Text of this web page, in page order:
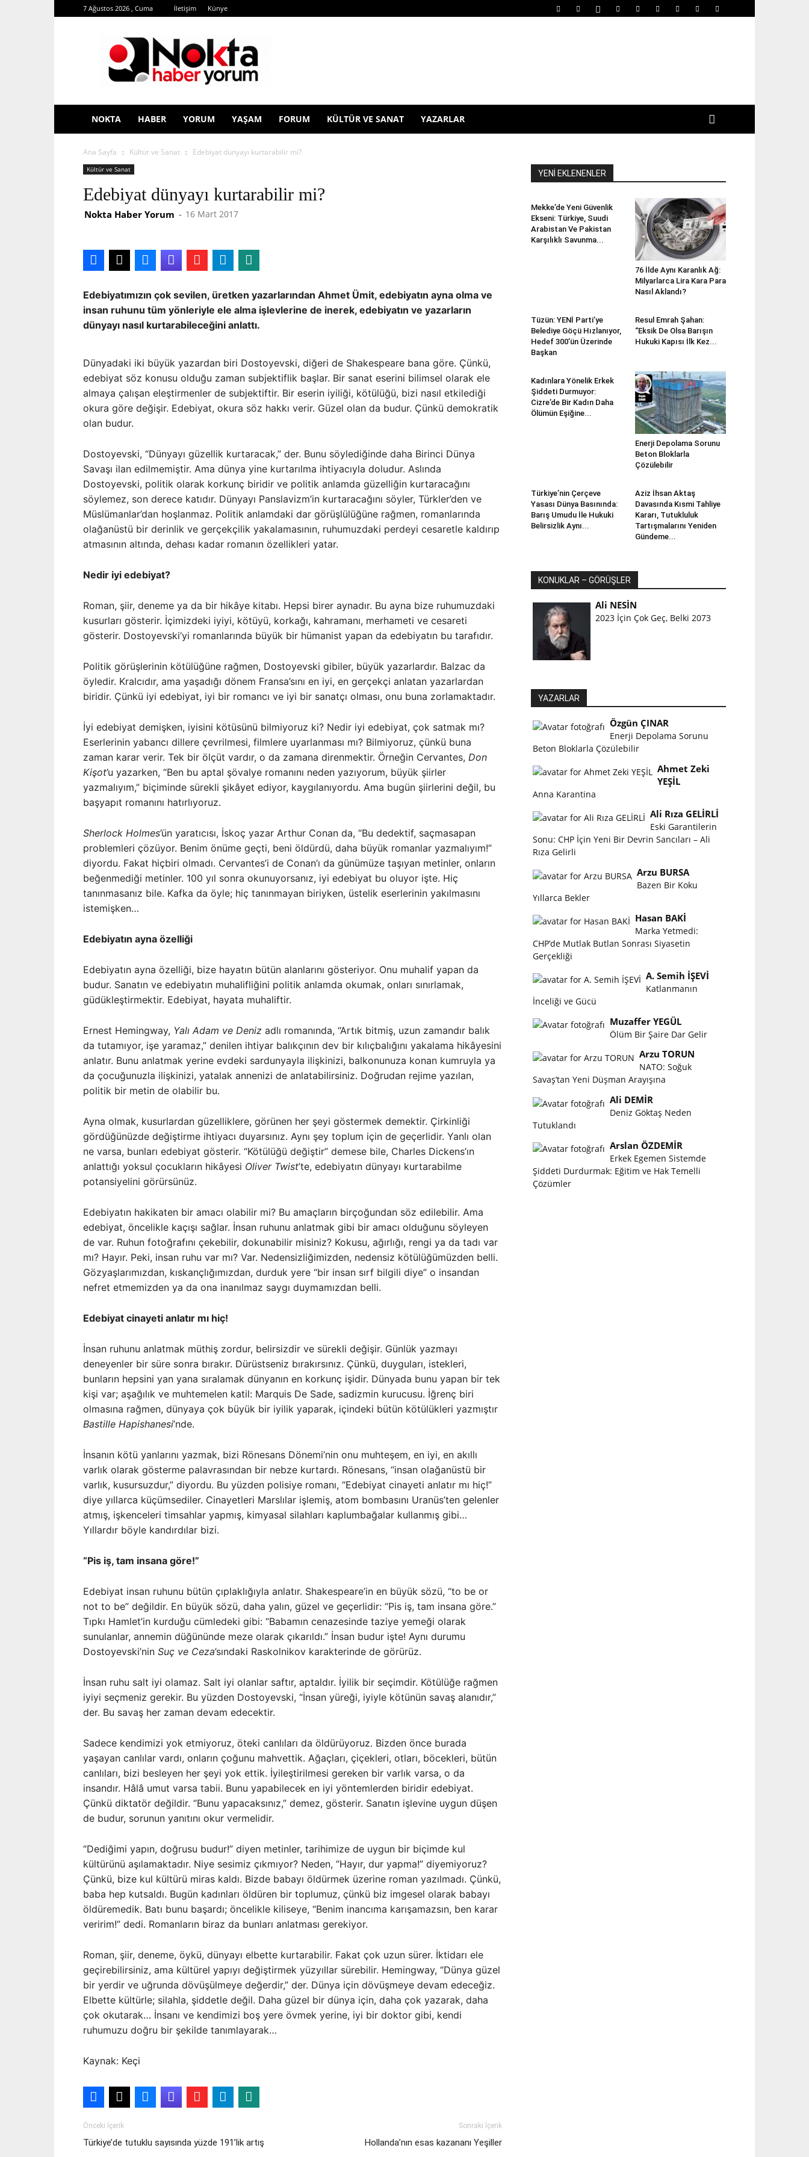
7 Ağustos 2026 , Cuma İletişim Künye
Nokta
Haber
Yorum
NOKTA HABER YORUM YAŞAM FORUM KÜLTÜR VE SANAT YAZARLAR
Ana Sayfa Kültür ve Sanat Edebiyat dünyayı kurtarabilir mi?
Kültür ve Sanat
Edebiyat dünyayı kurtarabilir mi?
Nokta Haber Yorum - 16 Mart 2017
Edebiyatımızın çok sevilen, üretken yazarlarından Ahmet Ümit, edebiyatın ayna olma ve
insan ruhunu tüm yönleriyle ele alma işlevlerine de inerek, edebiyatın ve yazarların
dünyayı nasıl kurtarabileceğini anlattı.
Dünyadaki iki büyük yazardan biri Dostoyevski, diğeri de Shakespeare bana göre. Çünkü,
edebiyat söz konusu olduğu zaman subjektiflik başlar. Bir sanat eserini bilimsel olarak ele
almaya çalışan eleştirmenler de subjektiftir. Bir eserin iyiliği, kötülüğü, bizi nasıl etkilediği
okura göre değişir. Edebiyat, okura söz hakkı verir. Güzel olan da budur. Çünkü demokratik
olan budur.
Dostoyevski, “Dünyayı güzellik kurtaracak,” der. Bunu söylediğinde daha Birinci Dünya
Savaşı ilan edilmemiştir. Ama dünya yine kurtarılma ihtiyacıyla doludur. Aslında
Dostoyevski, politik olarak korkunç biridir ve politik anlamda güzelliğin kurtaracağını
söylemez, son derece katıdır. Dünyayı Panslavizm’in kurtaracağını söyler, Türkler’den ve
Müslümanlar’dan hoşlanmaz. Politik anlamdaki dar görüşlülüğüne rağmen, romanlarında
olağanüstü bir derinlik ve gerçekçilik yakalamasının, ruhumuzdaki perdeyi cesaretle kaldırıp
atmasının altında, dehası kadar romanın özellikleri yatar.
Nedir iyi edebiyat?
Roman, şiir, deneme ya da bir hikâye kitabı. Hepsi birer aynadır. Bu ayna bize ruhumuzdaki
kusurları gösterir. İçimizdeki iyiyi, kötüyü, korkağı, kahramanı, merhameti ve cesareti
gösterir. Dostoyevski’yi romanlarında büyük bir hümanist yapan da edebiyatın bu tarafıdır.
Politik görüşlerinin kötülüğüne rağmen, Dostoyevski gibiler, büyük yazarlardır. Balzac da
öyledir. Kralcıdır, ama yaşadığı dönem Fransa’sını en iyi, en gerçekçi anlatan yazarlardan
biridir. Çünkü iyi edebiyat, iyi bir romancı ve iyi bir sanatçı olması, onu buna zorlamaktadır.
İyi edebiyat demişken, iyisini kötüsünü bilmiyoruz ki? Nedir iyi edebiyat, çok satmak mı?
Eserlerinin yabancı dillere çevrilmesi, filmlere uyarlanması mı? Bilmiyoruz, çünkü buna
zaman karar verir. Tek bir ölçüt vardır, o da zamana direnmektir. Örneğin Cervantes, Don
Ki­şot’u yazarken, “Ben bu aptal şövalye romanını neden yazıyorum, büyük şiirler
yazmalıyım,” biçiminde sürekli şikâyet ediyor, kaygılanıyordu. Ama bugün şiirlerini değil, bu
başyapıt romanını hatırlıyoruz.
Sherlock Holmes’ün yaratıcısı, İskoç yazar Arthur Conan da, “Bu dedektif, saçmasapan
problemleri çözüyor. Benim önüme geçti, beni öldürdü, daha büyük romanlar yazmalıyım!”
diyordu. Fakat hiçbiri olmadı. Cervantes’i de Conan’ı da günümüze taşıyan metinler, onların
beğenmediği metinler. 100 yıl sonra okunuyorsanız, iyi edebiyat bu oluyor işte. Hiç
tanınmasanız bile. Kafka da öyle; hiç tanınmayan biriyken, üstelik eserlerinin yakılmasını
istemişken…
Edebiyatın ayna özelliği
Edebiyatın ayna özelliği, bize hayatın bütün alanlarını gösteriyor. Onu muhalif yapan da
budur. Sanatın ve edebiyatın muhalifliğini politik anlamda okumak, onları sınırlamak,
güdükleştirmektir. Edebiyat, hayata muhaliftir.
Ernest Hemingway, Ya­lı Adam ve Deniz adlı romanında, “Artık bitmiş, uzun zamandır balık
da tutamıyor, işe yaramaz,” denilen ihtiyar balıkçının dev bir kılıçbalığını yakalama hikâyesini
anlatır. Bunu anlatmak yerine evdeki sardunyayla ilişkinizi, balkonunuza konan kumruyla ya
da çocuğunuzla ilişkinizi, yatalak annenizi de anlatabilirsiniz. Doğrudan rejime yazılan,
politik bir metin de olabilir bu.
Ayna olmak, kusurlardan güzelliklere, görünen her şeyi göstermek demektir. Çirkinliği
gördüğünüzde değiştirme ihtiyacı duyarsınız. Aynı şey toplum için de geçerlidir. Yanlı olan
ne varsa, bunları edebiyat gösterir. “Kötülüğü değiştir” demese bile, Charles Dickens’ın
anlattığı yoksul çocukların hikâyesi Oliver Twist’te, edebiyatın dünyayı kurtarabilme
potansiyelini görürsünüz.
Edebiyatın hakikaten bir amacı olabilir mi? Bu amaçların birçoğundan söz edilebilir. Ama
edebiyat, öncelikle kaçışı sağlar. İnsan ruhunu anlatmak gibi bir amacı olduğunu söyleyen
de var. Ruhun fotoğrafını çekebilir, dokunabilir misiniz? Kokusu, ağırlığı, rengi ya da tadı var
mı? Hayır. Peki, insan ruhu var mı? Var. Nedensizliğimizden, nedensiz kötülüğümüzden belli.
Gözyaşlarımızdan, kıskançlığımızdan, durduk yere “bir insan sırf bilgili diye” o insandan
nefret etmemizden ya da ona inanılmaz saygı duymamızdan belli.
Edebiyat cinayeti anlatır mı hiç!
İnsan ruhunu anlatmak müthiş zordur, belirsizdir ve sürekli değişir. Günlük yazmayı
deneyenler bir süre sonra bırakır. Dürüstseniz bırakırsınız. Çünkü, duyguları, istekleri,
bunların hepsini yan yana sıralamak dünyanın en korkunç işidir. Dünyada bunu yapan bir tek
kişi var; aşağılık ve muhtemelen katil: Marquis De Sade, sadizmin kurucusu. İğrenç biri
olmasına rağmen, dünyaya çok büyük bir iyilik yaparak, içindeki bütün kötülükleri yazmıştır
Bastille Hapishanesi’nde.
İnsanın kötü yanlarını yazmak, bizi Rönesans Dönemi’nin onu muhteşem, en iyi, en akıllı
varlık olarak gösterme palavrasından bir nebze kurtardı. Rönesans, “insan olağanüstü bir
varlık, kusursuzdur,” diyordu. Bu yüzden polisiye romanı, “Edebiyat cinayeti anlatır mı hiç!”
diye yıllarca küçümsediler. Cinayetleri Marslılar işlemiş, atom bombasını Uranüs’ten gelenler
atmış, işkenceleri timsahlar yapmış, kimyasal silahları kaplumbağalar kullanmış gibi…
Yıllardır böyle kandırdılar bizi.
“Pis iş, tam insana göre!”
Edebiyat insan ruhunu bütün çıplaklığıyla anlatır. Shakespeare’in en büyük sözü, “to be or
not to be” değildir. En büyük sözü, daha yalın, güzel ve geçerlidir: “Pis iş, tam insana göre.”
Tıpkı Hamlet’in kurduğu cümledeki gibi: “Babamın cenazesinde taziye yemeği olarak
sunulanlar, annemin düğününde meze olarak çıkarıldı.” İnsan budur işte! Aynı durumu
Dostoyevski’nin Suç ve Ceza’sındaki Raskolnikov karakterinde de görürüz.
İnsan ruhu salt iyi olamaz. Salt iyi olanlar saftır, aptaldır. İyilik bir seçimdir. Kötülüğe rağmen
iyiyi seçmeniz gerekir. Bu yüzden Dostoyevski, “İnsan yüreği, iyiyle kötünün savaş alanıdır,”
der. Bu savaş her zaman devam edecektir.
Sadece kendimizi yok etmiyoruz, öteki canlıları da öldürüyoruz. Bizden önce burada
yaşayan canlılar vardı, onların çoğunu mahvettik. Ağaçları, çiçekleri, otları, böcekleri, bütün
canlıları, bizi besleyen her şeyi yok ettik. İyileştirilmesi gereken bir varlık varsa, o da
insandır. Hâlâ umut varsa tabii. Bunu yapabilecek en iyi yöntemlerden biridir edebiyat.
Çünkü diktatör değildir. “Bunu yapacaksınız,” demez, gösterir. Sanatın işlevine uygun düşen
de budur, sorunun yanıtını okur vermelidir.
“Dediğimi yapın, doğrusu budur!” diyen metinler, tarihimize de uygun bir biçimde kul
kültürünü aşılamaktadır. Niye sesimiz çıkmıyor? Neden, “Hayır, dur yapma!” diyemiyoruz?
Çünkü, bize kul kültürü miras kaldı. Bizde babayı öldürmek üzerine roman yazılmadı. Çünkü,
baba hep kutsaldı. Bugün kadınları öldüren bir toplumuz, çünkü biz imgesel olarak babayı
öldüremedik. Batı bunu başardı; öncelikle kiliseye, “Benim inancıma karışamazsın, ben karar
veririm!” dedi. Romanların biraz da bunları anlatması gerekiyor.
Roman, şiir, deneme, öykü, dünyayı elbette kurtarabilir. Fakat çok uzun sürer. İktidarı ele
geçirebilirsiniz, ama kültürel yapıyı değiştirmek yüzyıllar sürebilir. Hemingway, “Dünya güzel
bir yerdir ve uğrunda dövüşülmeye değerdir,” der. Dünya için dövüşmeye devam edeceğiz.
Elbette kültürle; silahla, şiddetle değil. Daha güzel bir dünya için, daha çok yazarak, daha
çok okutarak… İnsanı ve kendimizi boş yere övmek yerine, iyi bir doktor gibi, kendi
ruhumuzu doğru bir şekilde tanımlayarak…
Kaynak: Keçi
Önceki İçerik
Türkiye’de tutuklu sayısında yüzde 191’lik artış
Sonraki İçerik
Hollanda’nın esas kazananı Yeşiller
YENİ EKLENENLER
Mekke’de Yeni Güvenlik
Ekseni: Türkiye, Suudi
Arabistan Ve Pakistan
Karşılıklı Savunma...
76 İlde Aynı Karanlık Ağ:
Milyarlarca Lira Kara Para
Nasıl Aklandı?
Tüzün: YENİ Parti’ye
Belediye Göçü Hızlanıyor,
Hedef 300’ün Üzerinde
Başkan
Resul Emrah Şahan:
“Eksik De Olsa Barışın
Hukuki Kapısı İlk Kez...
Kadınlara Yönelik Erkek
Şiddeti Durmuyor:
Cizre’de Bir Kadın Daha
Ölümün Eşiğine...
Enerji Depolama Sorunu
Beton Bloklarla
Çözülebilir
Türkiye’nin Çerçeve
Yasası Dünya Basınında:
Barış Umudu İle Hukuki
Belirsizlik Aynı...
Aziz İhsan Aktaş
Davasında Kısmi Tahliye
Kararı, Tutukluluk
Tartışmalarını Yeniden
Gündeme...
KONUKLAR – GÖRÜŞLER
Ali NESİN
2023 İçin Çok Geç, Belki 2073
YAZARLAR
Özgün ÇINAR
Enerji Depolama Sorunu
Beton Bloklarla Çözülebilir
Ahmet Zeki
YEŞİL
Anna Karantina
Ali Rıza GELİRLİ
Eski Garantilerin
Sonu: CHP İçin Yeni Bir Devrin Sancıları – Ali
Rıza Gelirli
Arzu BURSA
Bazen Bir Koku
Yıllarca Bekler
Hasan BAKİ
Marka Yetmedi:
CHP’de Mutlak Butlan Sonrası Siyasetin
Gerçekliği
A. Semih İŞEVİ
Katlanmanın
İnceliği ve Gücü
Muzaffer YEGÜL
Ölüm Bir Şaire Dar Gelir
Arzu TORUN
NATO: Soğuk
Savaş’tan Yeni Düşman Arayışına
Ali DEMİR
Deniz Göktaş Neden
Tutuklandı
Arslan ÖZDEMİR
Erkek Egemen Sistemde
Şiddeti Durdurmak: Eğitim ve Hak Temelli
Çözümler